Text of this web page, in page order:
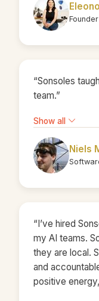
“Sonsoles
team.”
Show all
Niels
“I’ve hired
my AI teams.
they are local.
and
positive